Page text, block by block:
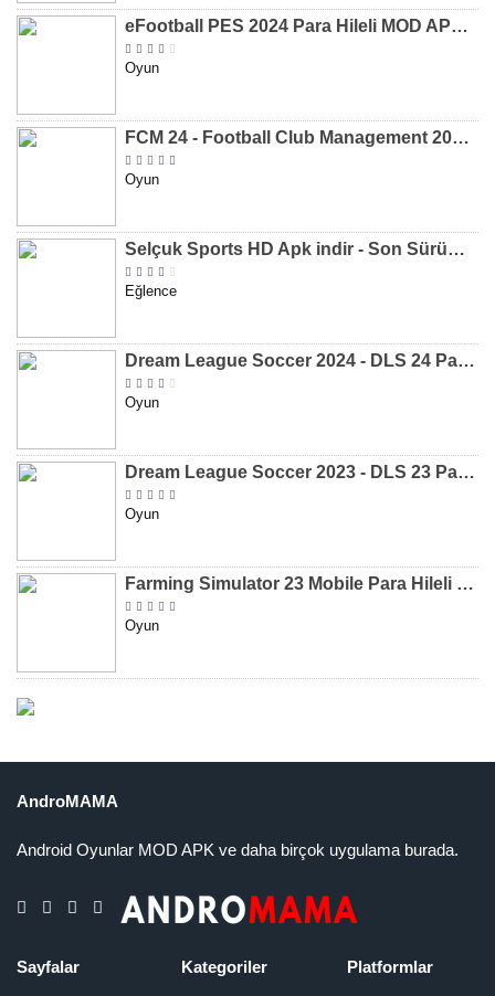
eFootball PES 2024 Para Hileli MOD APK indir [v8.2.0]
Oyun
FCM 24 - Football Club Management 2024 Para Hileli MOD APK indir [v1.0.4]
Oyun
Selçuk Sports HD Apk indir - Son Sürüm 2024 [2.0.1.9]
Eğlence
Dream League Soccer 2024 - DLS 24 Para Hileli MOD APK indir [v11.050]
Oyun
Dream League Soccer 2023 - DLS 23 Para Hileli MOD APK [v11.020]
Oyun
Farming Simulator 23 Mobile Para Hileli MOD APK indir [v0.0.0.8]
Oyun
AndroMAMA
Android Oyunlar MOD APK ve daha birçok uygulama burada.
Sayfalar Kategoriler Platformlar